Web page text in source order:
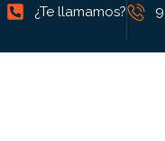
¿Te llamamos?